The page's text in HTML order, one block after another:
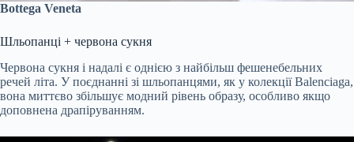
Bottega Veneta
Шльопанці + червона сукня
Червона сукня і надалі є однією з найбільш фешенебельних
речей літа. У поєднанні зі шльопанцями, як у колекції Balenciaga,
вона миттєво збільшує модний рівень образу, особливо якщо
доповнена драпіруванням.